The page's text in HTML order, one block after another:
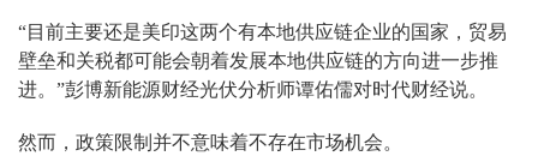
“目前主要还是美印这两个有本地供应链企业的国家，贸易
壁垒和关税都可能会朝着发展本地供应链的方向进一步推
进。”彭博新能源财经光伏分析师谭佑儒对时代财经说。
然而，政策限制并不意味着不存在市场机会。